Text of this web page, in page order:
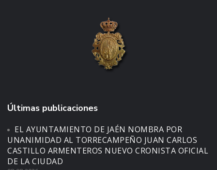
Últimas publicaciones
EL AYUNTAMIENTO DE JAÉN NOMBRA POR
UNANIMIDAD AL TORRECAMPEÑO JUAN CARLOS
CASTILLO ARMENTEROS NUEVO CRONISTA OFICIAL
DE LA CIUDAD